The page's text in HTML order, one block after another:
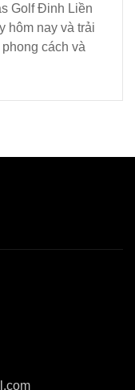
Golf Đinh Liền
hôm nay và trải
cách và